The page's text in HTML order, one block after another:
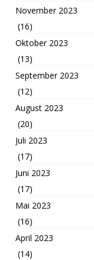
November 2023
(16)
Oktober 2023
(13)
September 2023
(12)
August 2023
(20)
Juli 2023
(17)
Juni 2023
(17)
Mai 2023
(16)
April 2023
(14)